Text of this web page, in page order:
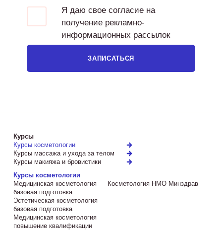
Я даю свое согласие на
получение рекламно-
информационных рассылок
ЗАПИСАТЬСЯ
Курсы
Курсы косметологии
Курсы массажа и ухода за телом
Курсы макияжа и бровистики
Курсы косметологии
Медицинская косметология
базовая подготовка
Эстетическая косметология
базовая подготовка
Медицинская косметология
повышение квалификации
Косметология НМО Минздрав